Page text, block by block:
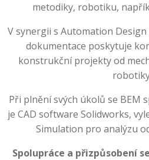
metodiky, robotiku,
V synergii s Automation Design
dokumentace poskytuje
konstrukční projekty od
Při plnění svých úkolů se BEM
je CAD software Solidworks,
Simulation pro analýzu
Spolupráce a přizpůsobení